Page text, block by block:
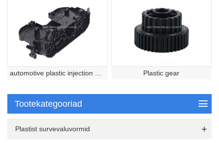
Plastic gear
Tootekategooriad
Plastist survevaluvormid